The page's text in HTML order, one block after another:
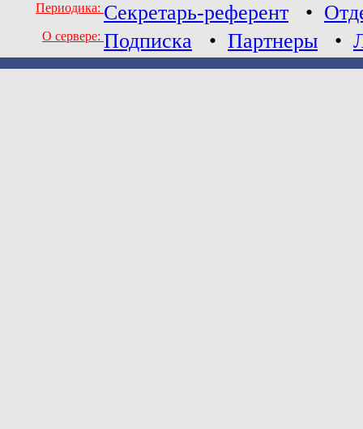
Периодика: Секретарь-референт •
О сервере: Подписка • Партнеры •